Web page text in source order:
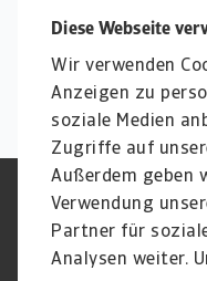
Diese Webseite
Wir verwenden
Anzeigen zu
soziale Medien
Zugriffe auf
Außerdem geben
Verwendung
Partner für
Analysen weiter.
abzusichern und
Impressum
Datenschutz
DSGVO